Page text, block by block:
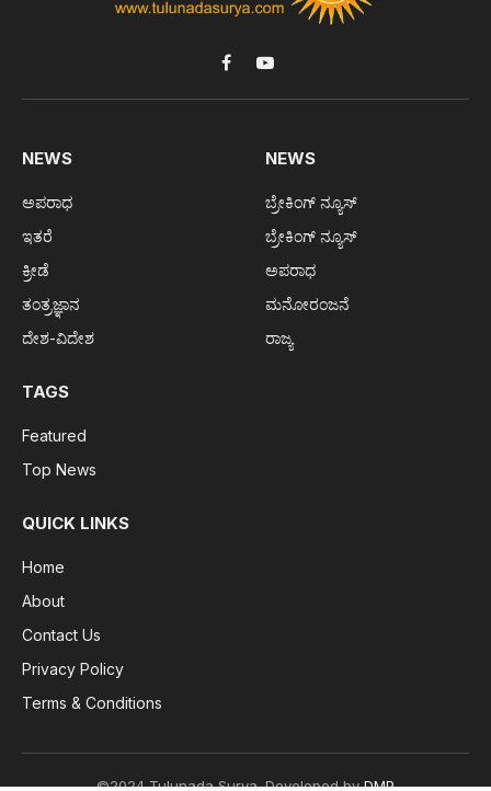
FacebookYouTube
NEWS
ಅಪರಾಧ
ಇತರೆ
ಕ್ರೀಡೆ
ತಂತ್ರಜ್ಞಾನ
ದೇಶ-ವಿದೇಶ
NEWS
ಬ್ರೇಕಿಂಗ್ ನ್ಯೂಸ್
ಬ್ರೇಕಿಂಗ್ ನ್ಯೂಸ್
ಅಪರಾಧ
ಮನೋರಂಜನೆ
ರಾಜ್ಯ
TAGS
Featured
Top News
QUICK LINKS
Home
About
Contact Us
Privacy Policy
Terms & Conditions
©2024 Tulunada Surya. Developed byDMP